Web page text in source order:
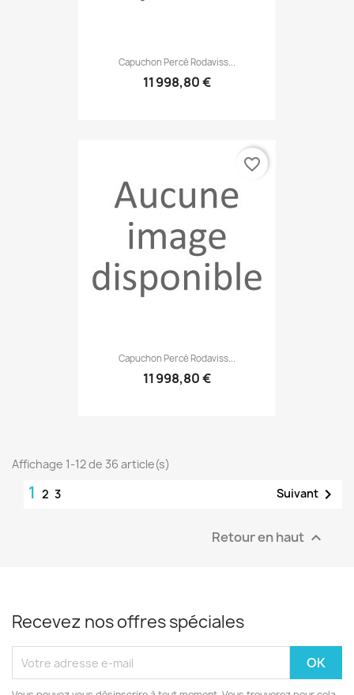
Capuchon Percé Rodaviss...
11 998,80 €
Capuchon Percé Rodaviss...
11 998,80 €
favorite_border
Affichage 1-12 de 36 article(s)
1 2 3 Suivant 
Retour en haut 
Recevez nos offres spéciales